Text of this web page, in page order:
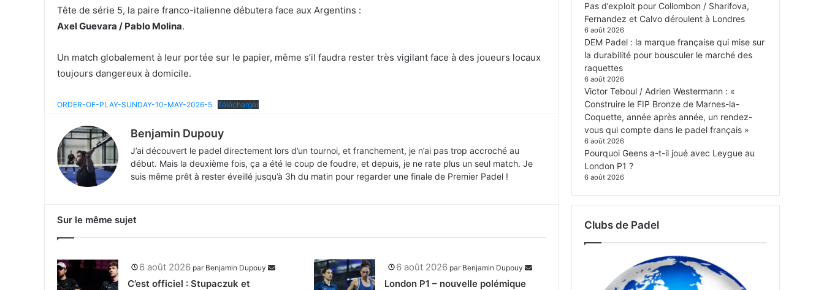
Tête de série 5, la paire franco-italienne débutera face aux Argentins :
Axel Guevara / Pablo Molina.
Un match globalement à leur portée sur le papier, même s’il faudra rester très vigilant face à des joueurs locaux
toujours dangereux à domicile.
ORDER-OF-PLAY-SUNDAY-10-MAY-2026-5 Télécharger
Benjamin Dupouy
J’ai découvert le padel directement lors d’un tournoi, et franchement, je n’ai pas trop accroché au
début. Mais la deuxième fois, ça a été le coup de foudre, et depuis, je ne rate plus un seul match. Je
suis même prêt à rester éveillé jusqu’à 3h du matin pour regarder une finale de Premier Padel !
Sur le même sujet
6 août 2026 par Benjamin Dupouy
C’est officiel : Stupaczuk et
6 août 2026 par Benjamin Dupouy
London P1 – nouvelle polémique
Pas d’exploit pour Collombon / Sharifova,
Fernandez et Calvo déroulent à Londres
6 août 2026
DEM Padel : la marque française qui mise sur
la durabilité pour bousculer le marché des
raquettes
6 août 2026
Victor Teboul / Adrien Westermann : «
Construire le FIP Bronze de Marnes-la-
Coquette, année après année, un rendez-
vous qui compte dans le padel français »
6 août 2026
Pourquoi Geens a-t-il joué avec Leygue au
London P1 ?
6 août 2026
Clubs de Padel